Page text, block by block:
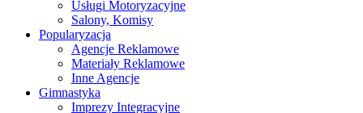
Usługi Motoryzacyjne
Salony, Komisy
Popularyzacja
Agencje Reklamowe
Materiały Reklamowe
Inne Agencje
Gimnastyka
Imprezy Integracyjne